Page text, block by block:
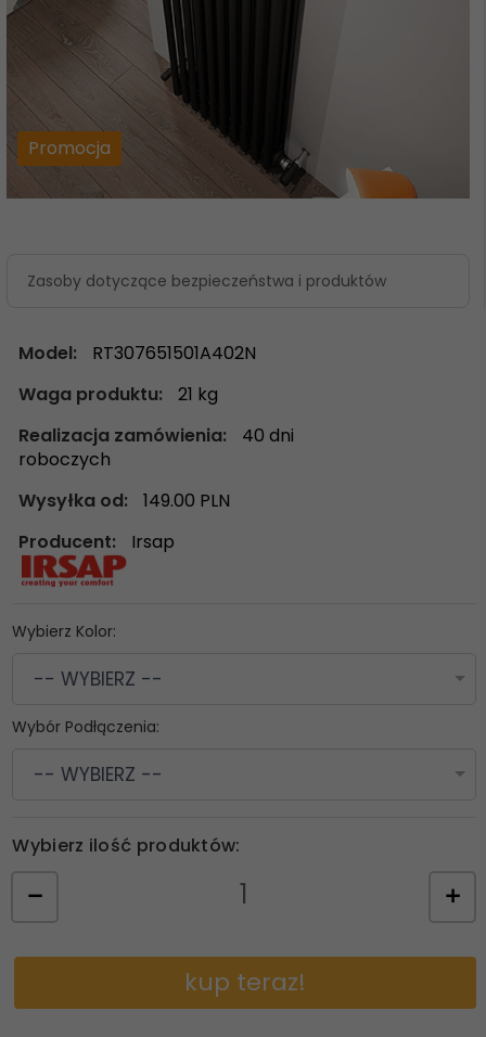
Promocja
Zasoby dotyczące bezpieczeństwa i produktów
Model:
RT307651501A402N
Waga produktu:
21 kg
Realizacja zamówienia:
40 dni
roboczych
Wysyłka od:
149.00 PLN
Producent:
Irsap
Wybierz Kolor:
-- WYBIERZ --
Wybór Podłączenia:
-- WYBIERZ --
Wybierz ilość produktów:
kup teraz!